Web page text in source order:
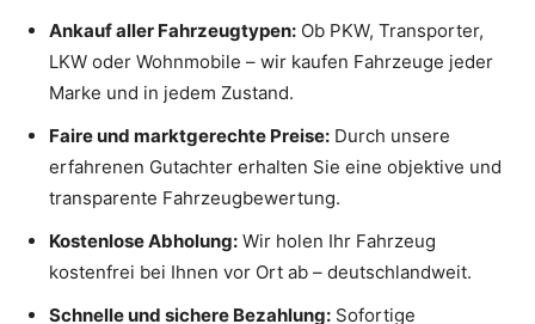
Ankauf aller Fahrzeugtypen: Ob PKW, Transporter,
LKW oder Wohnmobile – wir kaufen Fahrzeuge jeder
Marke und in jedem Zustand.
Faire und marktgerechte Preise: Durch unsere
erfahrenen Gutachter erhalten Sie eine objektive und
transparente Fahrzeugbewertung.
Kostenlose Abholung: Wir holen Ihr Fahrzeug
kostenfrei bei Ihnen vor Ort ab – deutschlandweit.
Schnelle und sichere Bezahlung: Sofortige